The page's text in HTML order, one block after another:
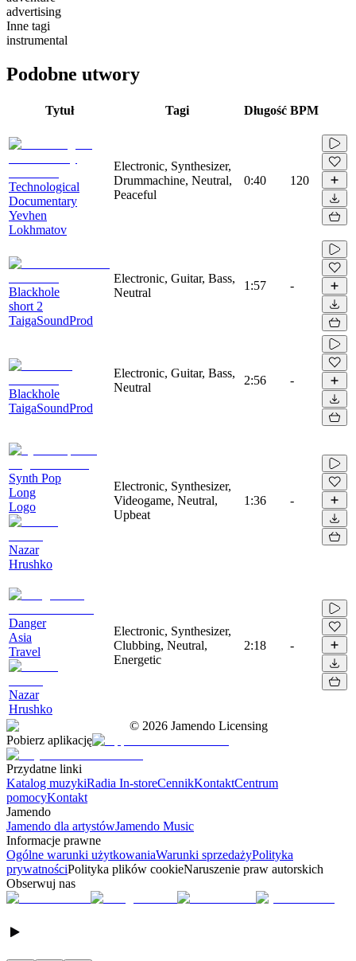
advertising
Inne tagi
instrumental
Podobne utwory
Tytuł Tagi Długość BPM
Technological
Documentary
Yevhen
Lokhmatov
Electronic, Synthesizer,
Drummachine, Neutral,
Peaceful
0:40 120
Blackhole
short 2
TaigaSoundProd
Electronic, Guitar, Bass,
Neutral
1:57 -
Blackhole
TaigaSoundProd
Electronic, Guitar, Bass,
Neutral
2:56 -
Synth Pop
Long
Logo
Nazar
Hrushko
Electronic, Synthesizer,
Videogame, Neutral,
Upbeat
1:36 -
Danger
Asia
Travel
Nazar
Hrushko
Electronic, Synthesizer,
Clubbing, Neutral,
Energetic
2:18 -
© 2026 Jamendo Licensing
Pobierz aplikację
Przydatne linki
Katalog muzykiRadia In-storeCennikKontaktCentrum
pomocyKontakt
Jamendo
Jamendo dla artystówJamendo Music
Informacje prawne
Ogólne warunki użytkowaniaWarunki sprzedażyPolityka
prywatnościPolityka plików cookieNaruszenie praw autorskich
Obserwuj nas